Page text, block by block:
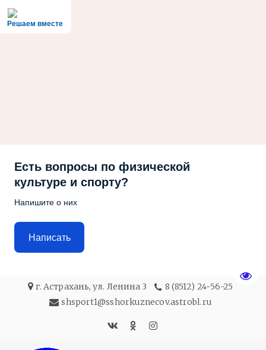
Решаем вместе
Есть вопросы по физической
культуре и спорту?
Напишите о них
Написать
г. Астрахань,ул. Ленина 3
8 (8512) 24-56-25
shsport1@sshorkuznecov.astrobl.ru